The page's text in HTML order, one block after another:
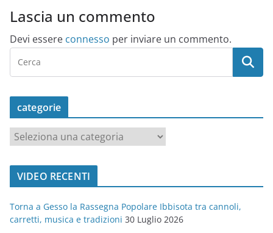
Lascia un commento
Devi essere connesso per inviare un commento.
categorie
a
t
o
r
VIDEO RECENTI
Torna a Gesso la Rassegna Popolare Ibbisota tra cannoli,
carretti, musica e tradizioni 30 Luglio 2026